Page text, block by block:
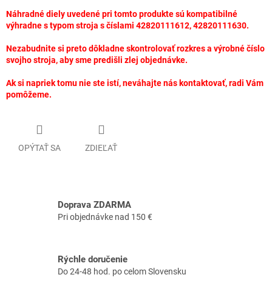
Náhradné diely uvedené pri tomto produkte sú kompatibilné
výhradne s typom stroja s číslami 42820111612, 42820111630.
Nezabudnite si preto dôkladne skontrolovať rozkres a výrobné číslo
svojho stroja, aby sme predišli zlej objednávke.
Ak si napriek tomu nie ste istí, neváhajte nás kontaktovať, radi Vám
pomôžeme.
OPÝTAŤ SA ZDIEĽAŤ
Doprava ZDARMA
Pri objednávke nad 150 €
Rýchle doručenie
Do 24-48 hod. po celom Slovensku